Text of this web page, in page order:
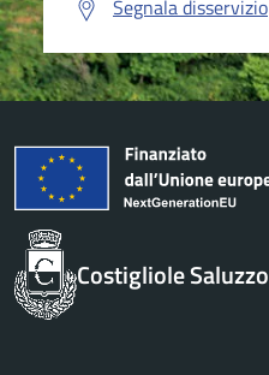
Segnala disservizio
Costigliole Saluzzo